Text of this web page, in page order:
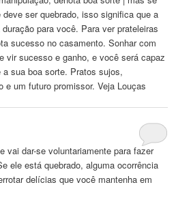
deve serquebrado, isso significa que a
para você. Para ver prateleiras
sucesso no casamento. Sonhar com
vir sucesso e ganho, e você será capaz
a sua boa sorte. Pratos sujos,
e um futuro promissor. Veja Louças
vai dar-se voluntariamente para fazer
ele estáquebrado, alguma ocorrência
delícias que você mantenha em